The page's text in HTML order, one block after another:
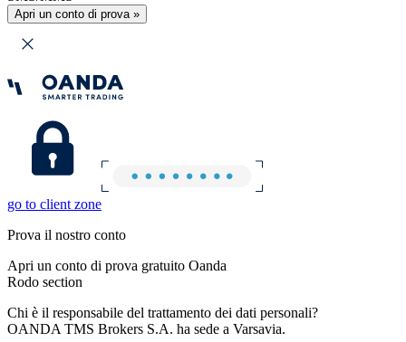
Apri un conto di prova »
go to client zone
Prova il nostro conto
Apri un conto di prova gratuito Oanda
Rodo section
Chi è il responsabile del trattamento dei dati personali?
OANDA TMS Brokers S.A. ha sede a Varsavia.